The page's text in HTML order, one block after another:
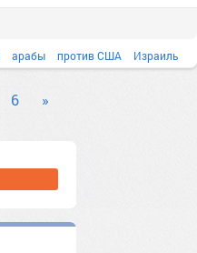
арабы против США Израиль
6 »